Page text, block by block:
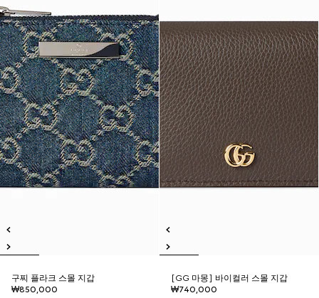
구찌 플라크 스몰 지갑
₩850,000
[GG 마몽] 바이컬러 스몰 지갑
₩740,000